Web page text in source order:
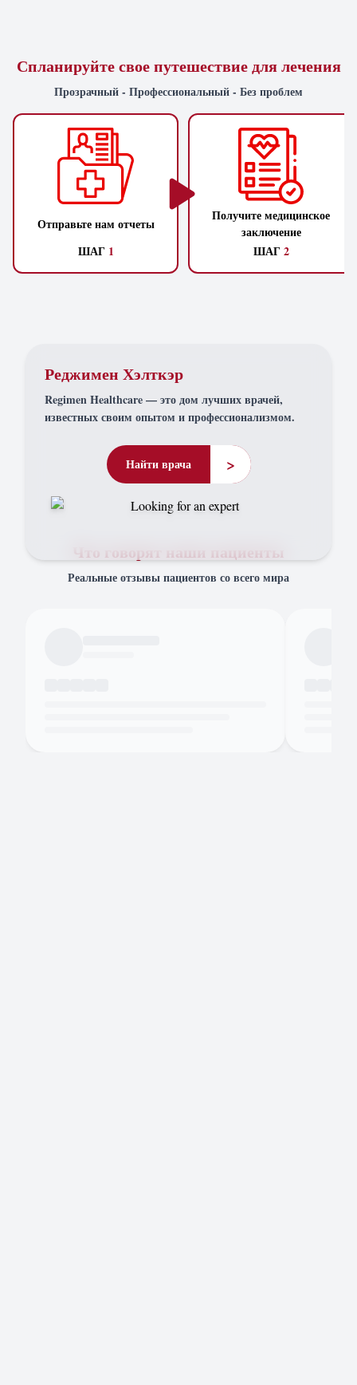
Спланируйте свое путешествие для лечения
Прозрачный - Профессиональный - Без проблем
Отправьте нам отчеты
ШАГ 1
Получите медицинское
заключение
ШАГ2
Реджимен Хэлткэр
Regimen Healthcare — это дом лучших врачей,
известных своим опытом и профессионализмом.
Найти врача >
Что говорят наши пациенты
Реальные отзывы пациентов со всего мира